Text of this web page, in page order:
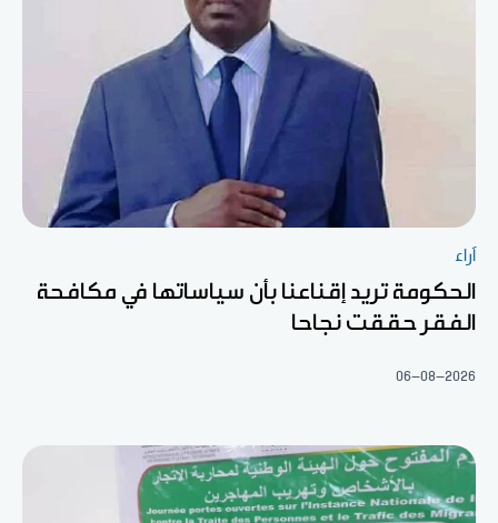
آراء
الحكومة تريد إقناعنا بأن سياساتها في مكافحة
الفقر حققت نجاحا
06-08-2026